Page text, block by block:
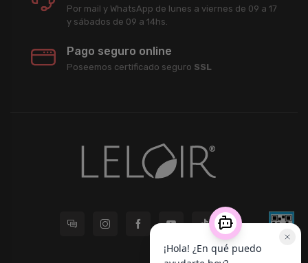
Por mail y WhatsApp de lunes a viernes de 09 a 17
y sábados de 09 a 14hs.
Pago seguro online
Poseemos certificado seguro SSL